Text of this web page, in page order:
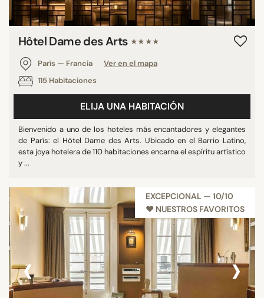
Hôtel Dame des Arts ★★★★
París — Francia
Ver en el mapa
115 Habitaciones
ELIJA UNA HABITACIÓN
Bienvenido a uno de los hoteles más encantadores y elegantes
de París: el Hôtel Dame des Arts. Ubicado en el Barrio Latino,
esta joya hotelera de 110 habitaciones encarna el espíritu artístico
y ...
EXCEPCIONAL — 10/10
♥︎ NUESTROS FAVORITOS
‹ ›